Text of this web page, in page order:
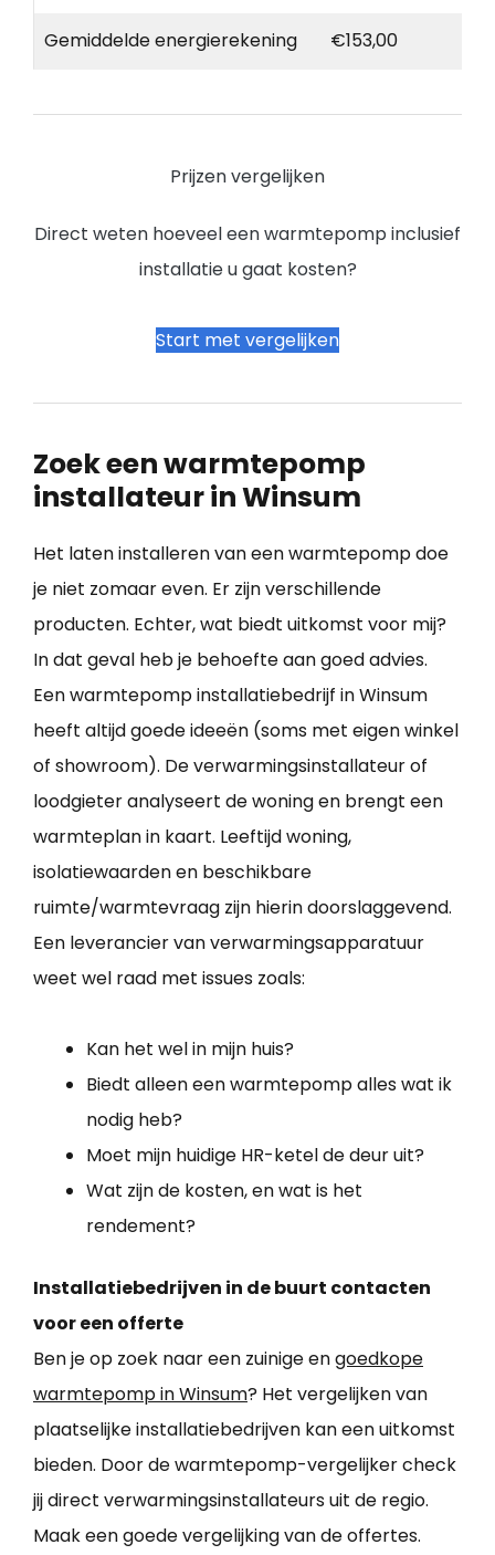
Gemiddelde energierekening €153,00
Prijzen vergelijken
Direct weten hoeveel een warmtepomp inclusief
installatie u gaat kosten?
Start met vergelijken
Zoek een warmtepomp
installateur in Winsum
Het laten installeren van een warmtepomp doe
je niet zomaar even. Er zijn verschillende
producten. Echter, wat biedt uitkomst voor mij?
In dat geval heb je behoefte aan goed advies.
Een warmtepomp installatiebedrijf in Winsum
heeft altijd goede ideeën (soms met eigen winkel
of showroom). De verwarmingsinstallateur of
loodgieter analyseert de woning en brengt een
warmteplan in kaart. Leeftijd woning,
isolatiewaarden en beschikbare
ruimte/warmtevraag zijn hierin doorslaggevend.
Een leverancier van verwarmingsapparatuur
weet wel raad met issues zoals:
Kan het wel in mijn huis?
Biedt alleen een warmtepomp alles wat ik
nodig heb?
Moet mijn huidige HR-ketel de deur uit?
Wat zijn de kosten, en wat is het
rendement?
Installatiebedrijven in de buurt contacten
voor een offerte
Ben je op zoek naar een zuinige engoedkope
warmtepomp in Winsum? Het vergelijken van
plaatselijke installatiebedrijven kan een uitkomst
bieden. Door de warmtepomp-vergelijker check
jij direct verwarmingsinstallateurs uit de regio.
Maak een goede vergelijking van de offertes.